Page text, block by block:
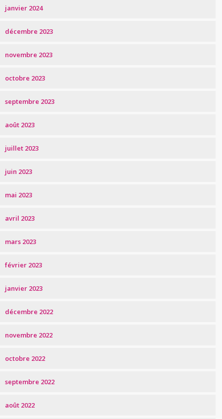
janvier 2024
décembre 2023
novembre 2023
octobre 2023
septembre 2023
août 2023
juillet 2023
juin 2023
mai 2023
avril 2023
mars 2023
février 2023
janvier 2023
décembre 2022
novembre 2022
octobre 2022
septembre 2022
août 2022